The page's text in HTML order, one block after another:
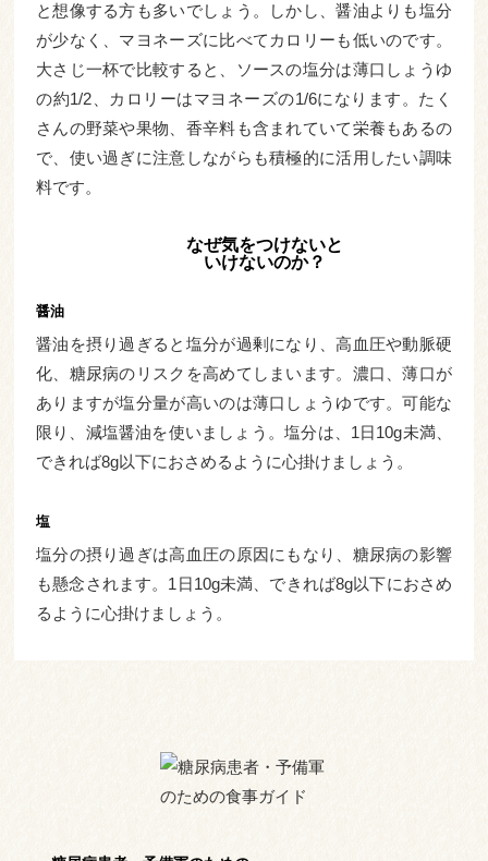
と想像する方も多いでしょう。しかし、醤油よりも塩分
が少なく、マヨネーズに比べてカロリーも低いのです。
大さじ一杯で比較すると、ソースの塩分は薄口しょうゆ
の約1/2、カロリーはマヨネーズの1/6になります。たく
さんの野菜や果物、香辛料も含まれていて栄養もあるの
で、使い過ぎに注意しながらも積極的に活用したい調味
料です。
なぜ気をつけないと
いけないのか？
醤油
醤油を摂り過ぎると塩分が過剰になり、高血圧や動脈硬
化、糖尿病のリスクを高めてしまいます。濃口、薄口が
ありますが塩分量が高いのは薄口しょうゆです。可能な
限り、減塩醤油を使いましょう。塩分は、1日10g未満、
できれば8g以下におさめるように心掛けましょう。
塩
塩分の摂り過ぎは高血圧の原因にもなり、糖尿病の影響
も懸念されます。1日10g未満、できれば8g以下におさめ
るように心掛けましょう。